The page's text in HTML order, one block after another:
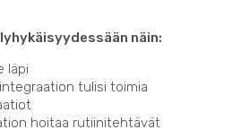
näin:
läpi
tulisi toimia
hoitaa rutiinitehtävät